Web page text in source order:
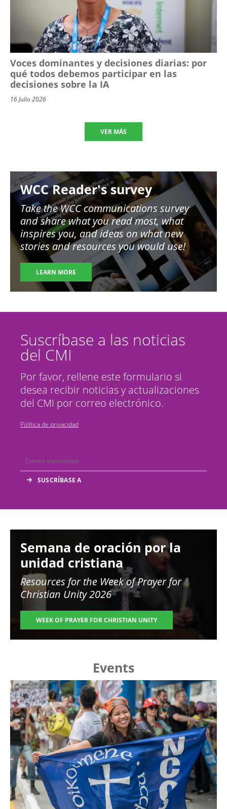
Voces dominantes y decisiones diarias: por
qué todos debemos participar en las
decisiones sobre la IA
16 Julio 2026
VER MÁS
Image
WCC Reader's survey
Take the WCC communications survey
and share what you read most, what
inspires you, and ideas on what new
stories and resources you would use!
LEARN MORE
Suscríbase a las noticias
del CMI
Por favor, rellene este formulario si
desea recibir noticias y actualizaciones
del CMI por correo electrónico.
Política de privacidad
Semana de oración por la
unidad cristiana
Resources for the Week of Prayer for
Christian Unity 2026
WEEK OF PRAYER FOR CHRISTIAN UNITY
Events
Image